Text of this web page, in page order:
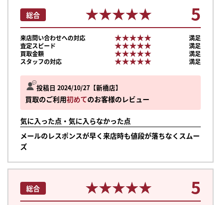
投稿日 2024/10/27 新橋店
買取のご利用初めてのお客様のレビュー
気に入った点・気に入らなかった点
メールのレスポンスが早く来店時も値段が落ちなくスムー
ズ
総合 ★★★★★
★★★★★ 5
来店問い合わせへの対応 ★★★★★
★★★★★
満足
査定スピード
★★★★★
★★★★★
満足
買取金額
★★★★★
★★★★★
満足
スタッフの対応
★★★★★
★★★★★ 満足
総合 ★★★★★
★★★★★ 5